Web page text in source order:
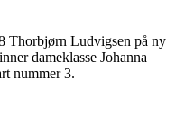
Thorbjørn Ludvigsen på ny
dameklasse Johanna
nummer 3.